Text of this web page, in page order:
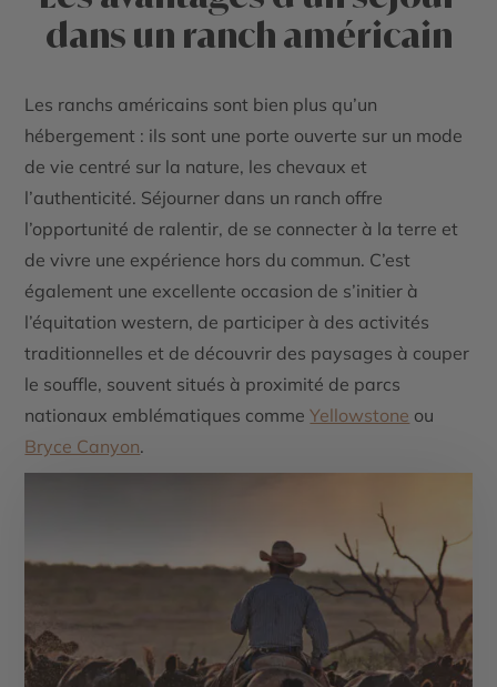
dans un ranch américain
Les ranchs américains sont bien plus qu’un
hébergement : ils sont une porte ouverte sur un mode
de vie centré sur la nature, les chevaux et
l’authenticité. Séjourner dans un ranch offre
l’opportunité de ralentir, de se connecter à la terre et
de vivre une expérience hors du commun. C’est
également une excellente occasion de s’initier à
l’équitation western, de participer à des activités
traditionnelles et de découvrir des paysages à couper
le souffle, souvent situés à proximité de parcs
nationaux emblématiques commeYellowstone ou
Bryce Canyon.